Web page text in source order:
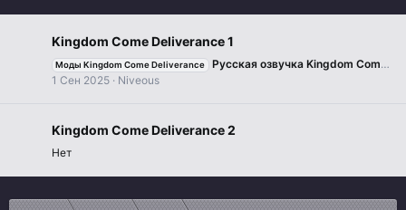
Kingdom Come Deliverance 1
Моды Kingdom Come Deliverance
Русская озвучка Kingdom Come Deliverance от SynthVoiceRu
1 Сен 2025
Niveous
Kingdom Come Deliverance 2
Нет